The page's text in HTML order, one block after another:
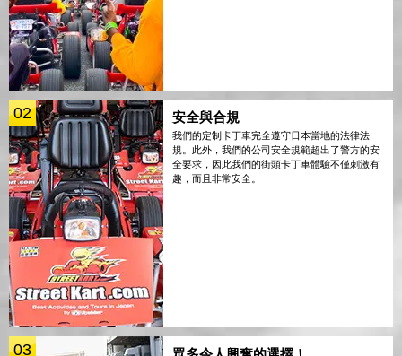
02 安全與合規
我們的定制卡丁車完全遵守日本當地的法律法
規。此外，我們的公司安全規範超出了警方的安
全要求，因此我們的街頭卡丁車體驗不僅刺激有
趣，而且非常安全。
03